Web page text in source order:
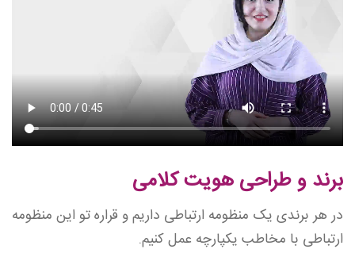
برند و طراحی هویت کلامی
در هر برندی یک منظومه ارتباطی داریم و قراره تو این منظومه
ارتباطی با مخاطب یکپارچه عمل کنیم.